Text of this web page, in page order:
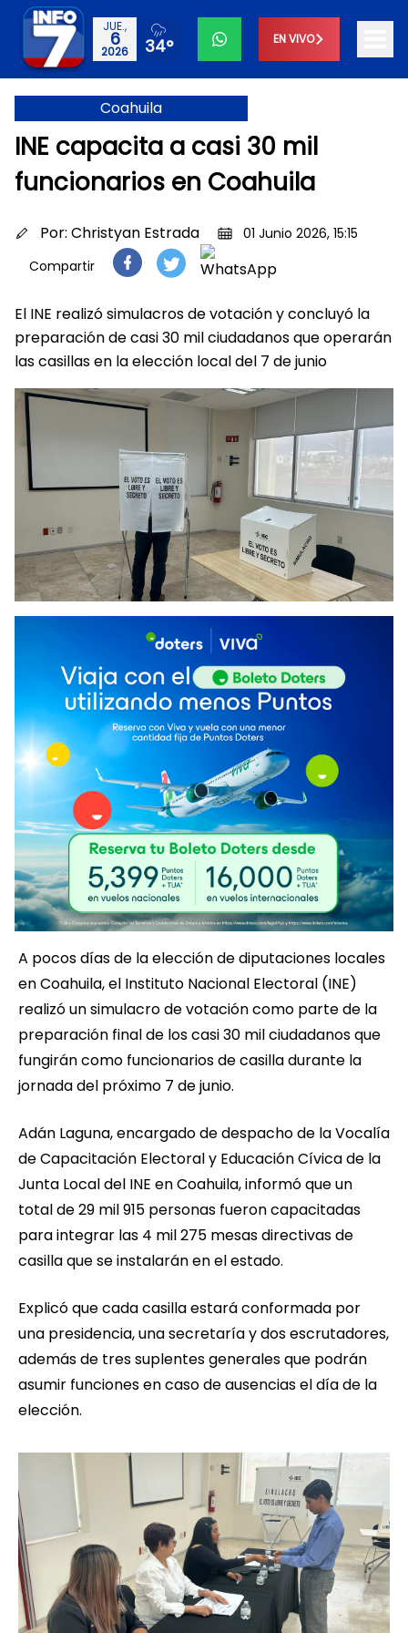
JUE.,
6
2026 34° EN VIVO
Coahuila
INE capacita a casi 30 mil
funcionarios en Coahuila
Por: Christyan Estrada
01 Junio 2026, 15:15
Compartir
El INE realizó simulacros de votación y concluyó la
preparación de casi 30 mil ciudadanos que operarán
las casillas en la elección local del 7 de junio
A pocos días de la elección de diputaciones locales
en Coahuila, el Instituto Nacional Electoral (INE)
realizó un simulacro de votación como parte de la
preparación final de los casi 30 mil ciudadanos que
fungirán como funcionarios de casilla durante la
jornada del próximo 7 de junio.
Adán Laguna, encargado de despacho de la Vocalía
de Capacitación Electoral y Educación Cívica de la
Junta Local del INE en Coahuila, informó que un
total de 29 mil 915 personas fueron capacitadas
para integrar las 4 mil 275 mesas directivas de
casilla que se instalarán en el estado.
Explicó que cada casilla estará conformada por
una presidencia, una secretaría y dos escrutadores,
además de tres suplentes generales que podrán
asumir funciones en caso de ausencias el día de la
elección.